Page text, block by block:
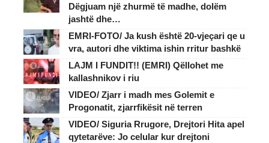
Dëgjuam një zhurmë të madhe, dolëm
jashtë dhe…
EMRI-FOTO/ Ja kush është 20-vjeçari qe u
vra, autori dhe viktima ishin rritur bashkë
LAJM I FUNDIT!! (EMRI) Qëllohet me
kallashnikov i riu
VIDEO/ Zjarr i madh mes Golemit e
Progonatit, zjarrfikësit në terren
VIDEO/ Siguria Rrugore, Drejtori Hita apel
qytetarëve: Jo celular kur drejtoni